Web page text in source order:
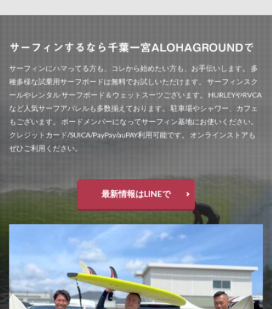
サーフィンするなら千葉一宮ALOHAGROUNDで
サーフィンにハマってる方も、コレから始めたい方も、お手伝いします。 多
種多様な試乗用サーフボードは無料でお試しいただけます。 サーフィンスク
ールやレンタル サーフボード＆ウェットスーツございます。 HURLEYやRVCA
など人気サーフアパレルも多数揃えております。 駐車場やシャワー、カフェ
もございます。 ボードメンバーになってサーフィン基地にお使いください。
クレジットカード/SUICA/PayPay/auPAY利用可能です。 オンラインストアも
ぜひご利用ください。
最新情報はLINEで